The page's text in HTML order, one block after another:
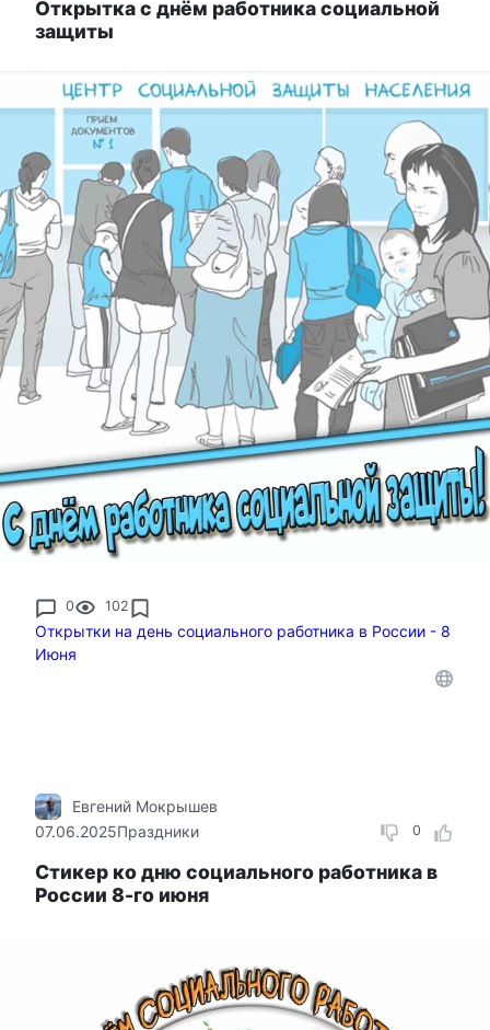
Открытка с днём работника социальной
защиты
0 102
Открытки на день социального работника в России - 8
Июня
0
Евгений Мокрышев
07.06.2025Праздники
Стикер ко дню социального работника в
России 8-го июня